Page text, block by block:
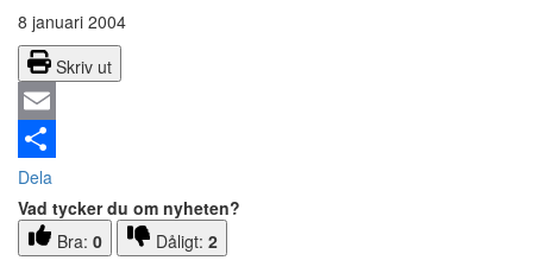
8 januari 2004
Skriv ut
Email
Dela
Vad tycker du om nyheten?
Bra: 0 Dåligt: 2